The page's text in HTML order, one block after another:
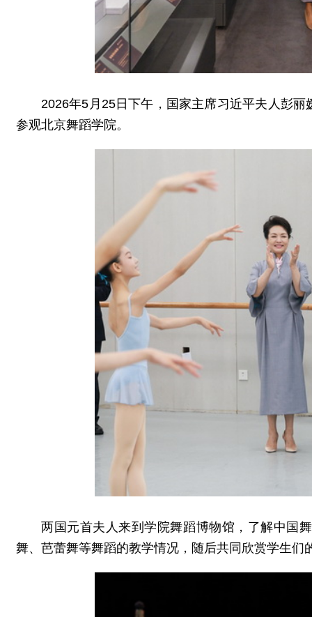
2026年5月25日下午，国家主席习近平夫人彭
参观北京舞蹈学院。
两国元首夫人来到学院舞蹈博物馆，了解中国
舞、芭蕾舞等舞蹈的教学情况，随后共同欣赏学生